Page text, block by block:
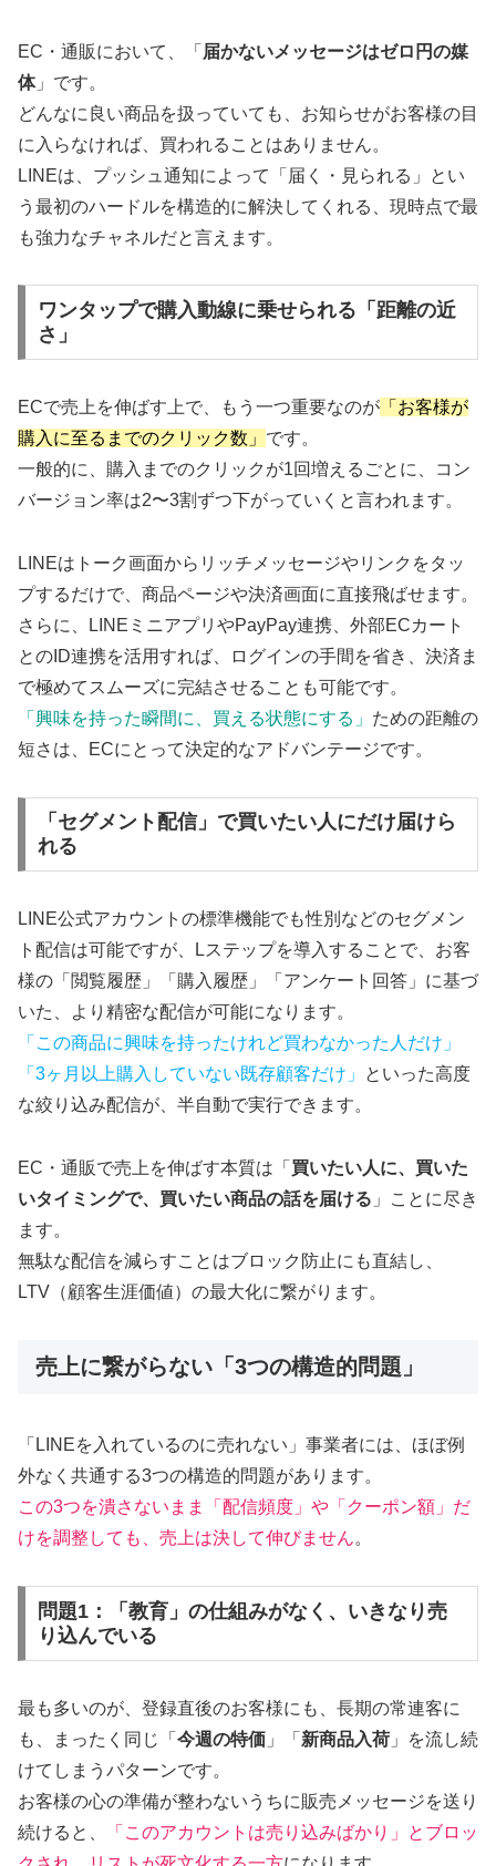
EC・通販において、「 届かないメッセージはゼロ円の媒
体」です。
どんなに良い商品を扱っていても、お知らせがお客様の目
に入らなければ、買われることはありません。
LINEは、プッシュ通知によって「届く・見られる」とい
う最初のハードルを構造的に解決してくれる、現時点で最
も強力なチャネルだと言えます。
ワンタップで購入動線に乗せられる「距離の近
さ」
ECで売上を伸ばす上で、もう一つ重要なのが 「お客様が
購入に至るまでのクリック数」 です。
一般的に、購入までのクリックが1回増えるごとに、コン
バージョン率は2〜3割ずつ下がっていくと言われます。
LINEはトーク画面からリッチメッセージやリンクをタッ
プするだけで、商品ページや決済画面に直接飛ばせます。
さらに、LINEミニアプリやPayPay連携、外部ECカート
とのID連携を活用すれば、ログインの手間を省き、決済ま
で極めてスムーズに完結させることも可能です。
「興味を持った瞬間に、買える状態にする」 ための距離の
短さは、ECにとって決定的なアドバンテージです。
「セグメント配信」で買いたい人にだけ届けら
れる
LINE公式アカウントの標準機能でも性別などのセグメン
ト配信は可能ですが、Lステップを導入することで、お客
様の「閲覧履歴」「購入履歴」「アンケート回答」に基づ
いた、より精密な配信が可能になります。
「この商品に興味を持ったけれど買わなかった人だけ」
「3ヶ月以上購入していない既存顧客だけ」
といった高度
な絞り込み配信が、半自動で実行できます。
EC・通販で売上を伸ばす本質は「 買いたい人に、買いた
いタイミングで、買いたい商品の話を届ける 」ことに尽き
ます。
無駄な配信を減らすことはブロック防止にも直結し、
LTV（顧客生涯価値）の最大化に繋がります。
売上に繋がらない「3つの構造的問題」
「LINEを入れているのに売れない」事業者には、ほぼ例
外なく共通する3つの構造的問題があります。
この3つを潰さないまま「配信頻度」や「クーポン額」だ
けを調整しても、売上は決して伸びません。
問題1：「教育」の仕組みがなく、いきなり売
り込んでいる
最も多いのが、登録直後のお客様にも、長期の常連客に
も、まったく同じ「 今週の特価 」「 新商品入荷 」を流し続
けてしまうパターンです。
お客様の心の準備が整わないうちに販売メッセージを送り
続けると、
「このアカウントは売り込みばかり」とブロッ